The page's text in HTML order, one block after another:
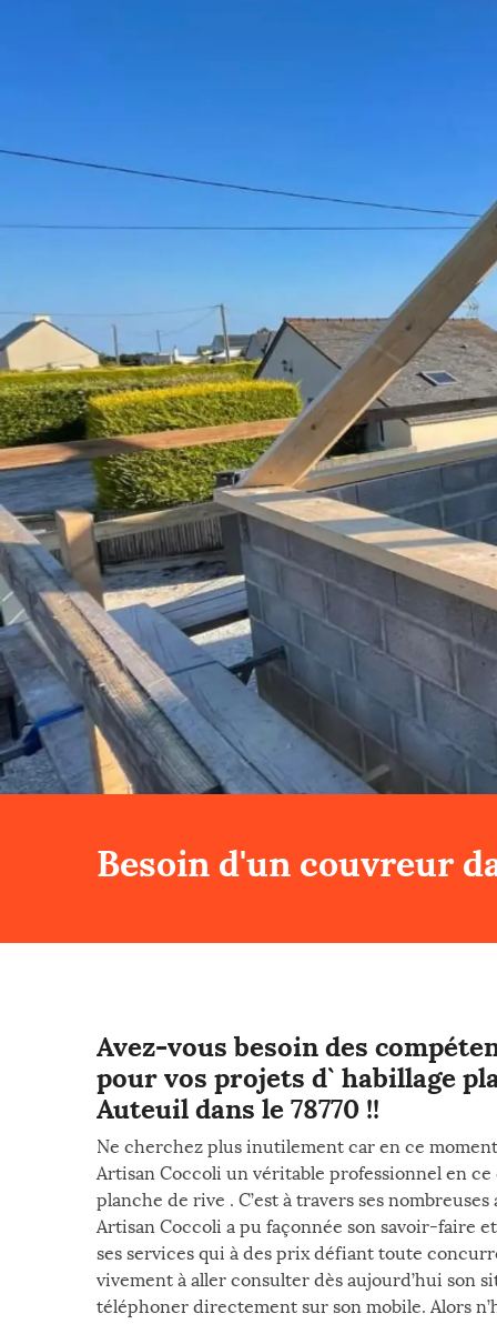
Besoin d'un couvreur
Avez-vous besoin des
pour vos projets d` habillage
Auteuil dans le 78770 !!
Ne cherchez plus inutilement car en ce
Artisan Coccoli un véritable professionnel en
planche de rive . C’est à travers ses
Artisan Coccoli a pu façonnée son savoir-faire
ses services qui à des prix défiant toute
vivement à aller consulter dès aujourd’hui son
téléphoner directement sur son mobile. Alors